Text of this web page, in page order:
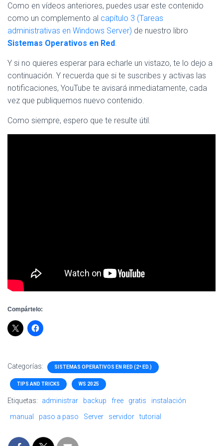
Como en vídeos anteriores, puedes usar este contenido
como un complemento al capítulo 3 (Tareas
administrativas en Windows Server) de nuestro libro
Sistemas Operativos en Red.
Y si no quieres esperar para echarle un vistazo, te lo dejo a
continuación. Y recuerda que si te suscribes y activas las
notificaciones, YouTube te avisará inmediatamente, cada
vez que publiquemos nuevo contenido.
Como siempre, espero que te resulte útil.
Compártelo:
Categorías: SISTEMAS OPERATIVOS EN RED (2ª ED.)
TIPS AND TRICKS WS 2025
Etiquetas: administrar backup free gratis
instalación
manual
paso a paso Server servidor tutorial